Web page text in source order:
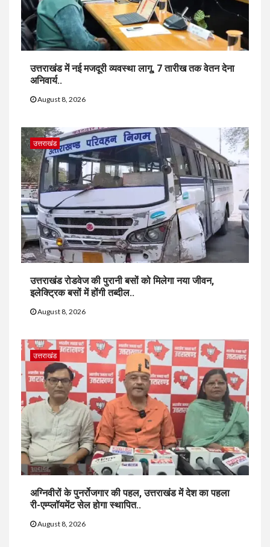
उत्तराखंड में नई मजदूरी व्यवस्था लागू, 7 तारीख तक वेतन देना
अनिवार्य..
August 8, 2026
उत्तराखंड
उत्तराखंड रोडवेज की पुरानी बसों को मिलेगा नया जीवन,
इलेक्ट्रिक बसों में होंगी तब्दील..
August 8, 2026
उत्तराखंड
अग्निवीरों के पुनर्रोजगार की पहल, उत्तराखंड में देश का पहला
री-एम्प्लॉयमेंट सेल होगा स्थापित..
August 8, 2026